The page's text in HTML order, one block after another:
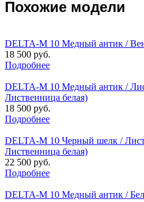
Похожие модели
DELTA-M 10 Медный антик /
18 500 руб.
Подробнее
DELTA-M 10 Медный антик /
Лиственница белая)
18 500 руб.
Подробнее
DELTA-M 10 Черный шелк /
Лиственница белая)
22 500 руб.
Подробнее
DELTA-M 10 Медный антик /